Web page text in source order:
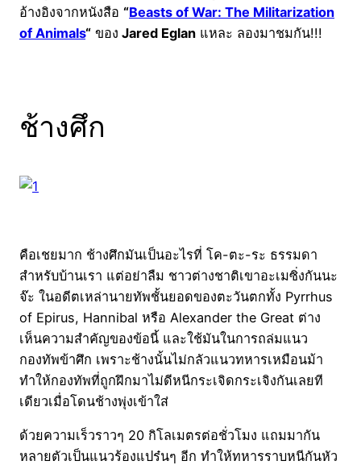
อ้างอิงจากหนังสือ “Beasts of War: The Militarization
of Animals“ ของ Jared Eglan แหละ ลองมาชมกัน!!!
ช้างศึก
คือเชยมาก ช้างศึกมันเป็นอะไรที่ โค-ตะ-ระ ธรรมดา
สำหรับบ้านเรา แต่อย่าลืม ชาวต่างชาติเขาอะเมซิ่งกันนะ
จ๊ะ ในอดีตเหล่านายทัพชั้นยอดของตะวันตกทั้ง Pyrrhus
of Epirus, Hannibal หรือ Alexander the Great ต่าง
เห็นความสำคัญของข้อนี้ และใช้มันในการถล่มแนว
กองทัพข้าศึก เพราะช้างนั้นไม่กลัวแนวทหารเหมือนม้า
ทำให้กองทัพที่ถูกฝึกมาไม่ดีหนีกระเจิดกระเจิงกันเลยที
เดียวเมื่อโดนช้างพุ่งเข้าใส่
ด้วยความเร็วราวๆ 20 กิโลเมตรต่อชั่วโมง แถมมากัน
หลายตัวเป็นแนวร้องแปร๋นๆ อีก ทำให้ทหารราบหนีกันหัว